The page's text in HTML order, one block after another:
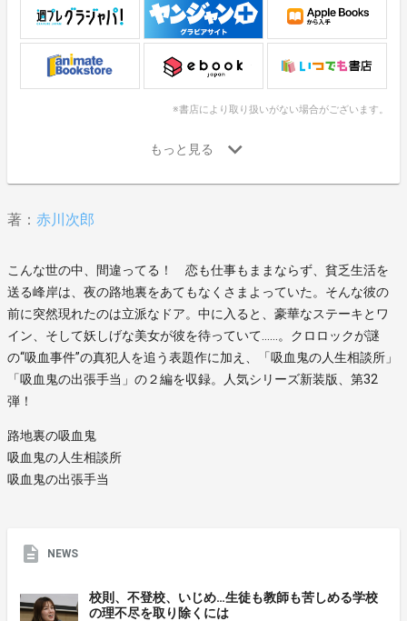
※書店により取り扱いがない場合がございます。
著： 赤川次郎
こんな世の中、間違ってる！ 恋も仕事もままならず、貧乏生活を
送る峰岸は、夜の路地裏をあてもなくさまよっていた。そんな彼の
前に突然現れたのは立派なドア。中に入ると、豪華なステーキとワ
イン、そして妖しげな美女が彼を待っていて……。クロロックが謎
の“吸血事件”の真犯人を追う表題作に加え、「吸血鬼の人生相談所」
「吸血鬼の出張手当」の２編を収録。人気シリーズ新装版、第32
弾！
路地裏の吸血鬼
吸血鬼の人生相談所
吸血鬼の出張手当
NEWS
校則、不登校、いじめ…生徒も教師も苦しめる学校
の理不尽を取り除くには